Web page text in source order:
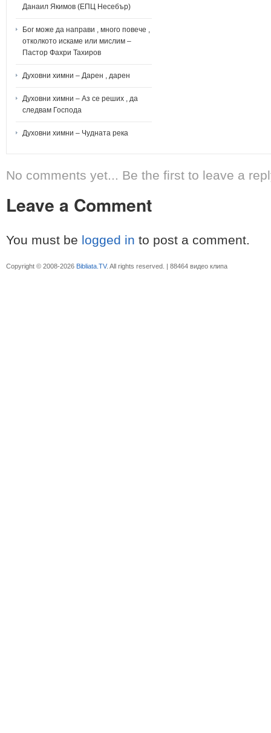
Данаил Якимов (ЕПЦ Несебър)
Бог може да направи , много повече ,
отколкото искаме или мислим –
Пастор Фахри Тахиров
Духовни химни – Дарен , дарен
Духовни химни – Аз се реших , да
следвам Господа
Духовни химни – Чудната река
No comments yet... Be the first to leave a
Leave a Comment
You must be logged in to post a comment.
Copyright © 2008-2026 Bibliata.TV. All rights reserved. | 88464 видео клипа